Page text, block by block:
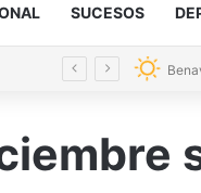
SUCESOS